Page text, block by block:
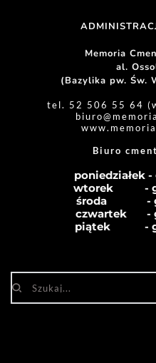
Memoria
al.
(Bazylika pw. Św.
tel. 52 506 55 64
biuro
Biuro
poniedziałek -
wtorek
środa
czwartek
piątek